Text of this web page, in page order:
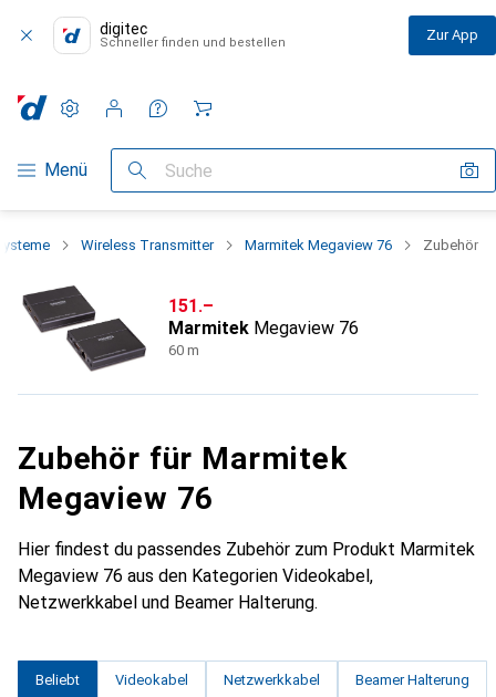
digitec
Schneller finden und bestellen Zur App
Navigation nach Kategorien
Menü Suche
Einstellungen
Kundenkonto
Vergleichslisten
Merklisten
Warenkorb
Wireless Transmitter Marmitek Megaview 76 Zubehör
CHF
151.–
Marmitek Megaview 76
60 m
Zubehör für Marmitek
Megaview 76
Hier findest du passendes Zubehör zum Produkt Marmitek
Megaview 76 aus den Kategorien Videokabel,
Netzwerkkabel und Beamer Halterung.
Beliebt Videokabel Netzwerkkabel Beamer Halterung